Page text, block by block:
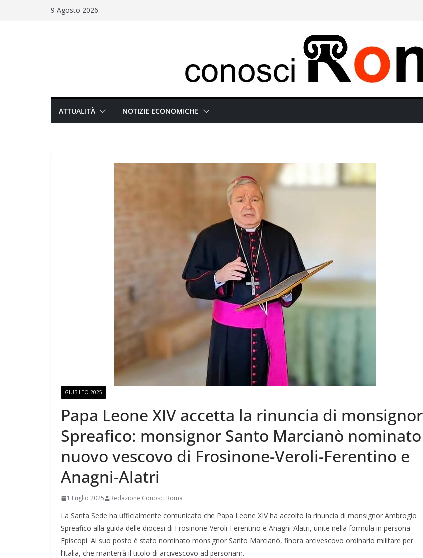
9 Agosto 2026
ATTUALITÀ NOTIZIE ECONOMICHE
GIUBILEO 2025
Papa Leone XIV accetta la rinuncia di monsignor
Spreafico: monsignor Santo Marcianò nominato
nuovo vescovo di Frosinone-Veroli-Ferentino e
Anagni-Alatri
1 Luglio 2025 Redazione Conosci Roma
La Santa Sede ha ufficialmente comunicato che Papa Leone XIV ha accolto la rinuncia di monsignor Ambrogio
Spreafico alla guida delle diocesi di Frosinone-Veroli-Ferentino e Anagni-Alatri, unite nella formula in persona
Episcopi. Al suo posto è stato nominato monsignor Santo Marcianò, finora arcivescovo ordinario militare per
l’Italia, che manterrà il titolo di arcivescovo ad personam.